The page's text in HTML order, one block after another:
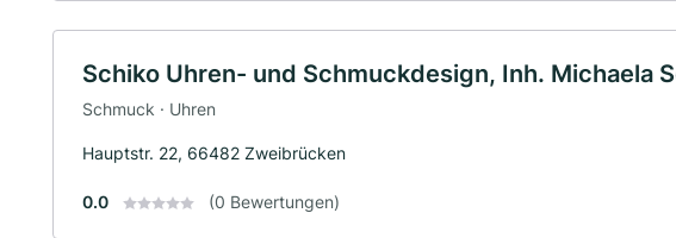
Schiko Uhren- und Schmuckdesign, Inh. Michaela
Schmuck · Uhren
Hauptstr. 22, 66482 Zweibrücken
0.0 (0 Bewertungen)